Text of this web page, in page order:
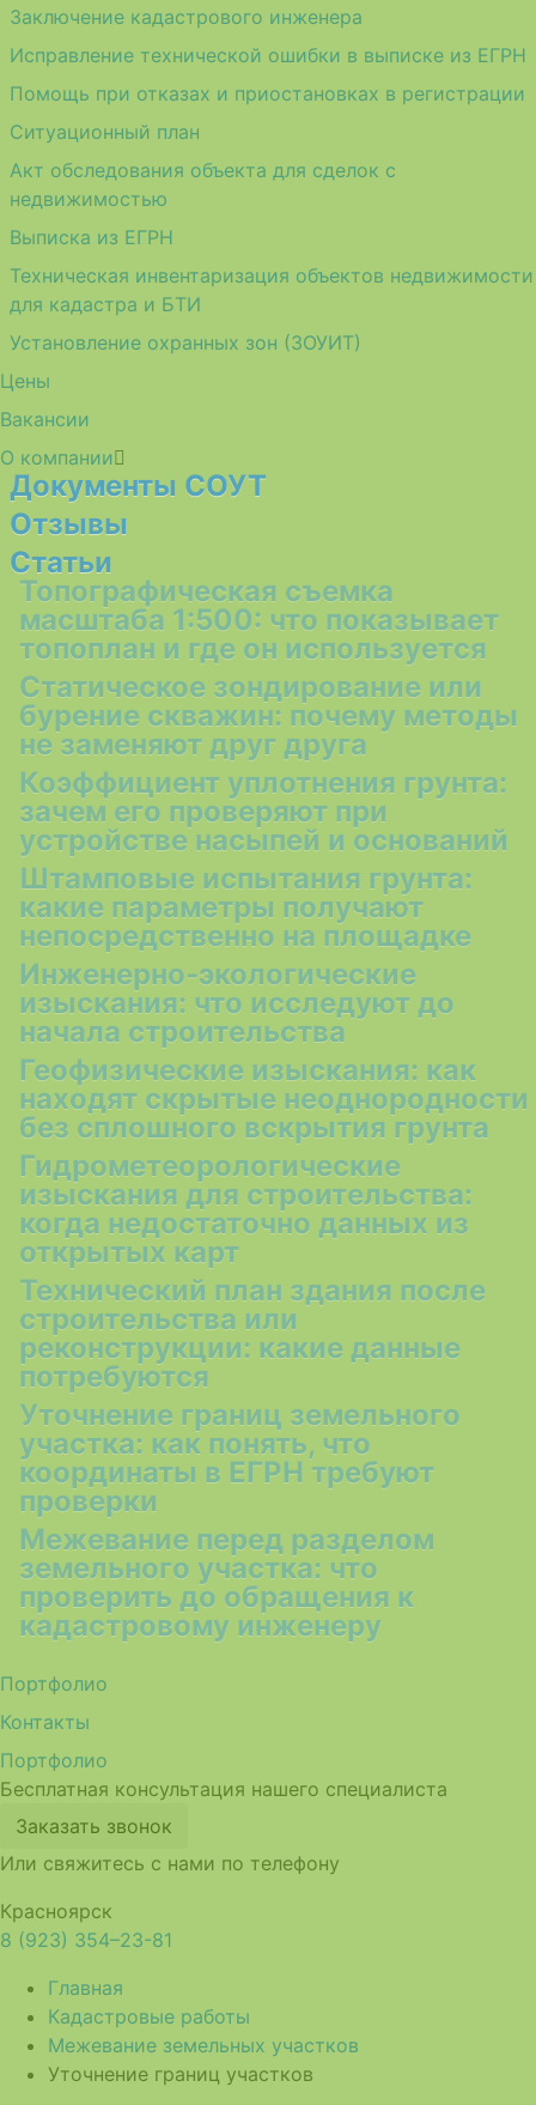
Заключение кадастрового инженера
Исправление технической ошибки в выписке из ЕГРН
Помощь при отказах и приостановках в регистрации
Ситуационный план
Акт обследования объекта для сделок с
недвижимостью
Выписка из ЕГРН
Техническая инвентаризация объектов недвижимости
для кадастра и БТИ
Установление охранных зон (ЗОУИТ)
Цены
Вакансии
О компании
Документы СОУТ
Отзывы
Статьи
Топографическая съемка
масштаба 1:500: что показывает
топоплан и где он используется
Статическое зондирование или
бурение скважин: почему методы
не заменяют друг друга
Коэффициент уплотнения грунта:
зачем его проверяют при
устройстве насыпей и оснований
Штамповые испытания грунта:
какие параметры получают
непосредственно на площадке
Инженерно-экологические
изыскания: что исследуют до
начала строительства
Геофизические изыскания: как
находят скрытые неоднородности
без сплошного вскрытия грунта
Гидрометеорологические
изыскания для строительства:
когда недостаточно данных из
открытых карт
Технический план здания после
строительства или
реконструкции: какие данные
потребуются
Уточнение границ земельного
участка: как понять, что
координаты в ЕГРН требуют
проверки
Межевание перед разделом
земельного участка: что
проверить до обращения к
кадастровому инженеру
Портфолио
Контакты
Портфолио
Бесплатная консультация нашего специалиста
Заказать звонок
Или свяжитесь с нами по телефону
Красноярск
8 (923) 354–23-81
Главная
Кадастровые работы
Межевание земельных участков
Уточнение границ участков